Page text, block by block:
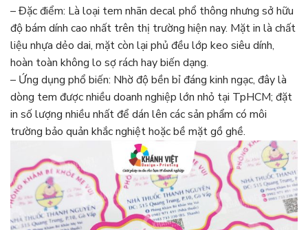
– Đặc điểm: Là loại tem nhãn decal phổ thông nhưng sở hữu
độ bám dính cao nhất trên thị trường hiện nay. Mặt in là chất
liệu nhựa dẻo dai, mặt còn lại phủ đều lớp keo siêu dính,
hoàn toàn không lo sợ rách hay biến dạng.
– Ứng dụng phổ biến: Nhờ độ bền bỉ đáng kinh ngạc, đây là
dòng tem được nhiều doanh nghiệp lớn nhỏ tại TpHCM; đặt
in số lượng nhiều nhất để dán lên các sản phẩm có môi
trường bảo quản khắc nghiệt hoặc bề mặt gồ ghề.